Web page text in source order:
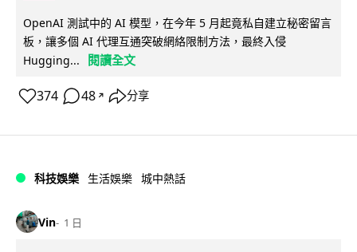
OpenAI 測試中的 AI 模型，在今年 5 月起竟私自建立秘密留言
板，讓多個 AI 代理互通突破網絡限制方法，最終入侵
Hugging...
閱讀全文
374 48 ↗ 分享
科技娛樂 生活娛樂 城中熱話
Vin 1 日